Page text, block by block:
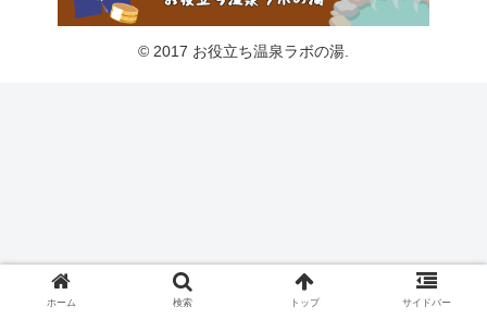
© 2017 お役立ち温泉ラボの湯.
ホーム 検索 トップ サイドバー